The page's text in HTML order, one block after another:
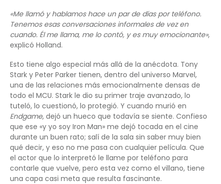
«Me llamó y hablamos hace un par de días por teléfono.
Tenemos esas conversaciones informales de vez en
cuando. Él me llama, me lo contó, y es muy emocionante»,
explicó Holland.
Esto tiene algo especial más allá de la anécdota. Tony
Stark y Peter Parker tienen, dentro del universo Marvel,
una de las relaciones más emocionalmente densas de
todo el MCU. Stark le dio su primer traje avanzado, lo
tuteló, lo cuestionó, lo protegió. Y cuando murió en
Endgame, dejó un hueco que todavía se siente. Confieso
que ese «y yo soy Iron Man» me dejó tocada en el cine
durante un buen rato; salí de la sala sin saber muy bien
qué decir, y eso no me pasa con cualquier película. Que
el actor que lo interpretó le llame por teléfono para
contarle que vuelve, pero esta vez como el villano, tiene
una capa casi meta que resulta fascinante.